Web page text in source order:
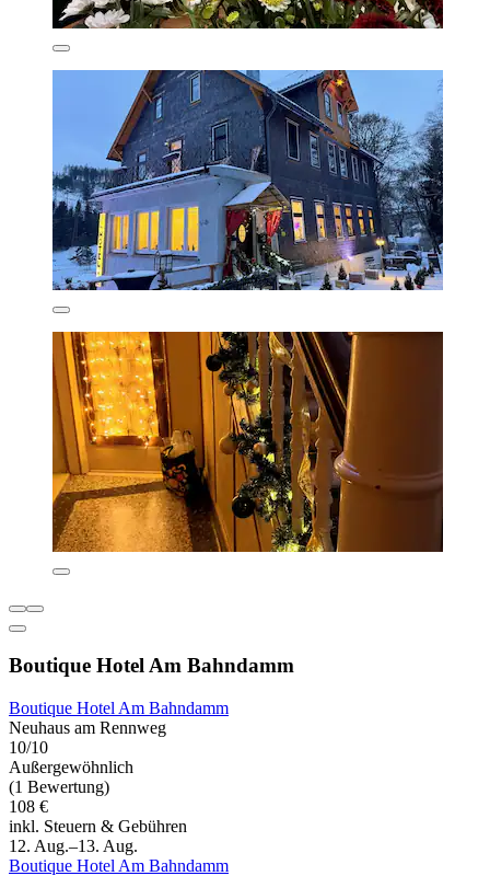
Boutique Hotel Am Bahndamm
Boutique Hotel Am Bahndamm
Neuhaus am Rennweg
10/10
Außergewöhnlich
(1 Bewertung)
108 €
inkl. Steuern & Gebühren
12. Aug.–13. Aug.
Boutique Hotel Am Bahndamm